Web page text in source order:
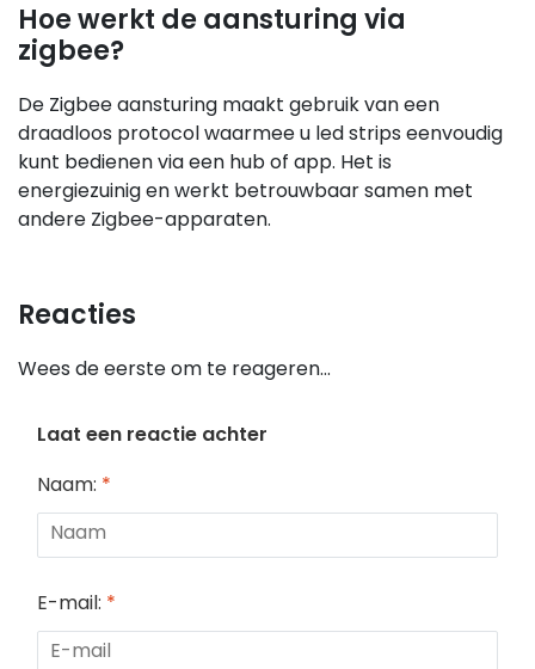
Hoe werkt de aansturing via
zigbee?
De Zigbee aansturing maakt gebruik van een
draadloos protocol waarmee u led strips eenvoudig
kunt bedienen via een hub of app. Het is
energiezuinig en werkt betrouwbaar samen met
andere Zigbee-apparaten.
Reacties
Wees de eerste om te reageren...
Laat een reactie achter
Naam: *
E-mail: *